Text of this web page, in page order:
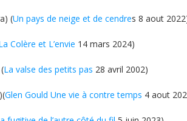
(Un pays de neige et de cendres 8 aout
Colère et L’envie 14 mars 2024)
La valse des petits pas 28 avril 2002)
Glen Gould Une vie à contre temps 4 aout